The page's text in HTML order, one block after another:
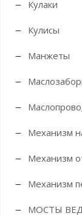
Кулаки
Кулисы
Манжеты
Механизм
Механизм
Механизм
МОСТЫ